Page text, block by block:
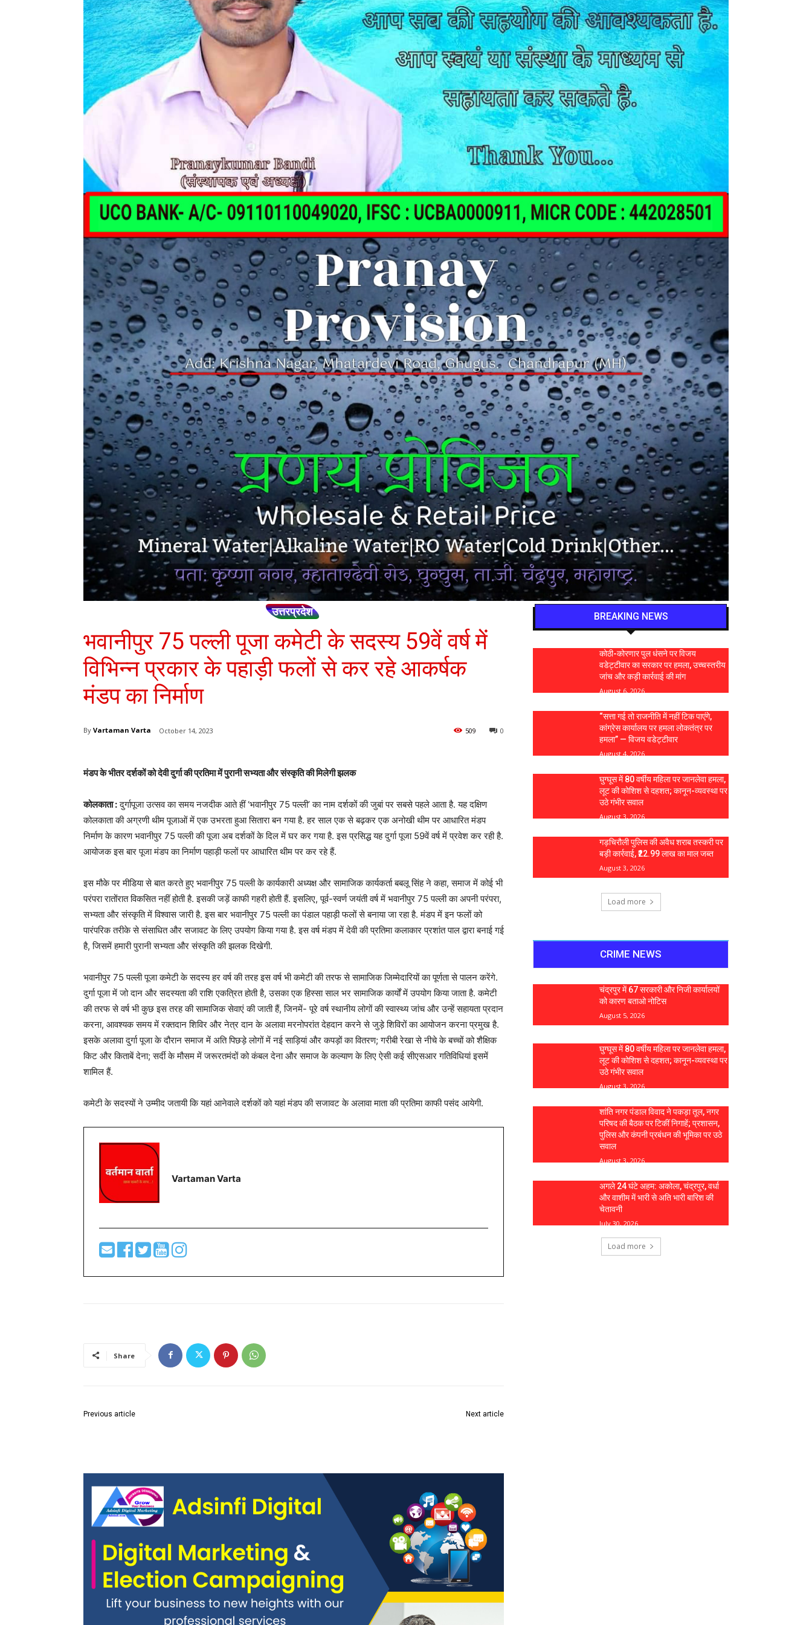
उत्तरप्रदेश
भवानीपुर 75 पल्ली पूजा कमेटी के सदस्य 59वें वर्ष में
विभिन्न प्रकार के पहाड़ी फलों से कर रहे आकर्षक
मंडप का निर्माण
By Vartaman Varta October 14, 2023 0
509
मंडप के भीतर दर्शकों को देवी दुर्गा की प्रतिमा में पुरानी सभ्यता और संस्कृति की मिलेगी झलक
कोलकाता :दुर्गापूजा उत्सव का समय नजदीक आते हीं ‘भवानीपुर 75 पल्ली’ का नाम दर्शकों की जुबां पर सबसे पहले आता है. यह दक्षिण
कोलकाता की अग्रणी थीम पूजाओं में एक उभरता हुआ सितारा बन गया है. हर साल एक से बढ़कर एक अनोखी थीम पर आधारित मंडप
निर्माण के कारण भवानीपुर 75 पल्ली की पूजा अब दर्शकों के दिल में घर कर गया है. इस प्रसिद्ध यह दुर्गा पूजा 59वें वर्ष में प्रवेश कर रही है.
आयोजक इस बार पूजा मंडप का निर्माण पहाड़ी फलों पर आधारित थीम पर कर रहे हैं.
इस मौके पर मीडिया से बात करते हुए भवानीपुर 75 पल्ली के कार्यकारी अध्यक्ष और सामाजिक कार्यकर्ता बबलू सिंह ने कहा, समाज में कोई भी
परंपरा रातोंरात विकसित नहीं होती है. इसकी जड़ें काफी गहरी होती हैं. इसलिए, पूर्व-स्वर्ण जयंती वर्ष में भवानीपुर 75 पल्ली का अपनी परंपरा,
सभ्यता और संस्कृति में विश्वास जारी है. इस बार भवानीपुर 75 पल्ली का पंडाल पहाड़ी फलों से बनाया जा रहा है. मंडप में इन फलों को
पारंपरिक तरीके से संसाधित और सजावट के लिए उपयोग किया गया है. इस वर्ष मंडप में देवी की प्रतिमा कलाकार प्रशांत पाल द्वारा बनाई गई
है, जिसमें हमारी पुरानी सभ्यता और संस्कृति की झलक दिखेगी.
भवानीपुर 75 पल्ली पूजा कमेटी के सदस्य हर वर्ष की तरह इस वर्ष भी कमेटी की तरफ से सामाजिक जिम्मेदारियों का पूर्णता से पालन करेंगे.
दुर्गा पूजा में जो दान और सदस्यता की राशि एकत्रित होती है, उसका एक हिस्सा साल भर सामाजिक कार्यों में उपयोग किया जाता है. कमेटी
की तरफ से वर्ष भी कुछ इस तरह की सामाजिक सेवाएं की जाती हैं, जिनमें- पूरे वर्ष स्थानीय लोगों की स्वास्थ्य जांच और उन्हें सहायता प्रदान
करना, आवश्यक समय में रक्तदान शिविर और नेत्र दान के अलावा मरनोपरांत देहदान करने से जुड़े शिविरों का आयोजन करना प्रमुख है.
इसके अलावा दुर्गा पूजा के दौरान समाज में अति पिछड़े लोगों में नई साड़ियां और कपड़ों का वितरण; गरीबी रेखा से नीचे के बच्चों को शैक्षिक
किट और किताबें देना; सर्दी के मौसम में जरूरतमंदों को कंबल देना और समाज के कल्याण के लिए ऐसी कई सीएसआर गतिविधियां इसमें
शामिल हैं.
कमेटी के सदस्यों ने उम्मीद जतायी कि यहां आनेवाले दर्शकों को यहां मंडप की सजावट के अलावा माता की प्रतिमा काफी पसंद आयेगी.
Vartaman Varta
Share
Previous article Next article
BREAKING NEWS
कोठी-कोरणार पुल धंसने पर विजय
वडेट्टीवार का सरकार पर हमला, उच्चस्तरीय
जांच और कड़ी कार्रवाई की मांग
August 6, 2026
“सत्ता गई तो राजनीति में नहीं टिक पाएंगे,
कांग्रेस कार्यालय पर हमला लोकतंत्र पर
हमला” — विजय वडेट्टीवार
August 4, 2026
घुग्घूस में 80 वर्षीय महिला पर जानलेवा हमला,
लूट की कोशिश से दहशत; कानून-व्यवस्था पर
उठे गंभीर सवाल
August 3, 2026
गड़चिरौली पुलिस की अवैध शराब तस्करी पर
बड़ी कार्रवाई, ₹22.99 लाख का माल जब्त
August 3, 2026
Load more
CRIME NEWS
चंद्रपुर में 67 सरकारी और निजी कार्यालयों
को कारण बताओ नोटिस
August 5, 2026
घुग्घूस में 80 वर्षीय महिला पर जानलेवा हमला,
लूट की कोशिश से दहशत; कानून-व्यवस्था पर
उठे गंभीर सवाल
August 3, 2026
शांति नगर पंडाल विवाद ने पकड़ा तूल, नगर
परिषद की बैठक पर टिकीं निगाहें; प्रशासन,
पुलिस और कंपनी प्रबंधन की भूमिका पर उठे
सवाल
August 3, 2026
अगले 24 घंटे अहम: अकोला, चंद्रपुर, वर्धा
और वाशीम में भारी से अति भारी बारिश की
चेतावनी
July 30, 2026
Load more